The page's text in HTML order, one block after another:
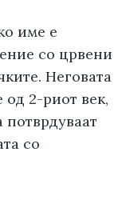
име е
со црвени
Неговата
од 2-риот век,
потврдуваат
со